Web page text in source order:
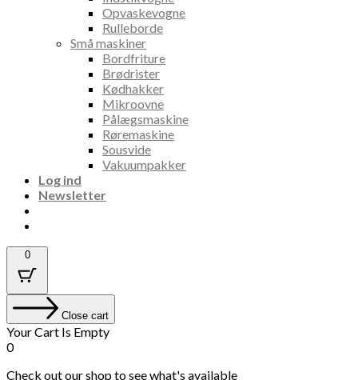
Opvaskevogne
Rulleborde
Små maskiner
Bordfriture
Brødrister
Kødhakker
Mikroovne
Pålægsmaskine
Røremaskine
Sousvide
Vakuumpakker
Log ind
Newsletter
0
Close cart
Your Cart Is Empty
0
Check out our shop to see what's available